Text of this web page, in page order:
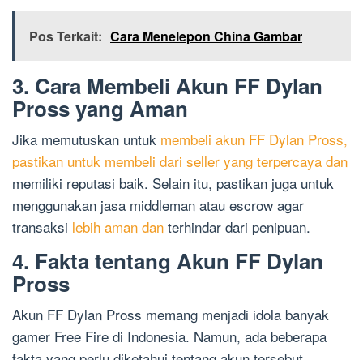
Pos Terkait: Cara Menelepon China Gambar
3. Cara Membeli Akun FF Dylan
Pross yang Aman
Jika memutuskan untuk membeli akun FF Dylan Pross,
pastikan untuk membeli dari seller yang terpercaya dan
memiliki reputasi baik. Selain itu, pastikan juga untuk
menggunakan jasa middleman atau escrow agar
transaksi lebih aman dan terhindar dari penipuan.
4. Fakta tentang Akun FF Dylan
Pross
Akun FF Dylan Pross memang menjadi idola banyak
gamer Free Fire di Indonesia. Namun, ada beberapa